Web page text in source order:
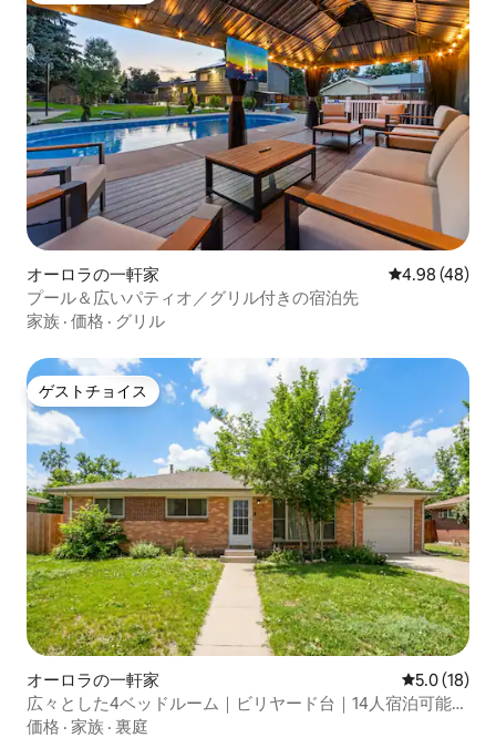
オーロラの一軒家 レビュー48
4.98 (48)
プール＆広いパティオ／グリル付きの宿泊先
家族 · 価格 · グリル
ゲストチョイス
ゲストチョイス
オーロラの一軒家 レビュー18
5.0 (18)
広々とした4ベッドルーム｜ビリヤード台｜14人宿泊可能｜
DIAの近く
価格 · 家族 · 裏庭